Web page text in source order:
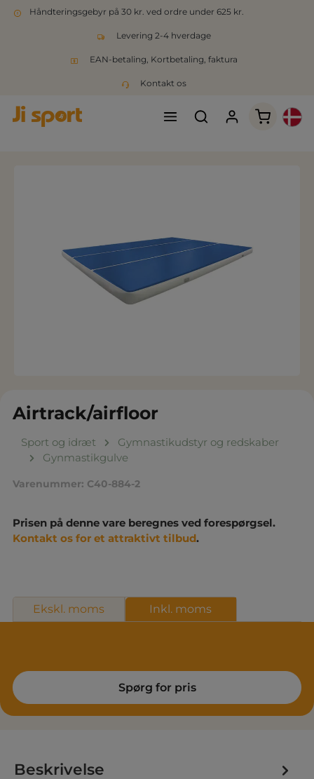
Håndteringsgebyr på 30 kr. ved ordre under 625 kr.
Levering 2-4 hverdage
EAN-betaling, Kortbetaling, faktura
Kontakt os
Airtrack/airfloor
Sport og idræt
Gymnastikudstyr og redskaber
Gynmastikgulve
Varenummer: C40-884-2
Prisen på denne vare beregnes ved forespørgsel.
Kontakt os for et attraktivt tilbud.
Ekskl. moms Inkl. moms
Spørg for pris
Beskrivelse